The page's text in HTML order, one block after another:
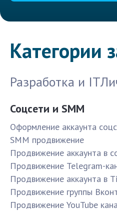
Категории
Разработка и IT
Соцсети и SMM
Оформление аккаунта
SMM продвижение
Продвижение аккаунта в
Продвижение Telegram-
Продвижение аккаунта в
Продвижение группы
Продвижение YouTube